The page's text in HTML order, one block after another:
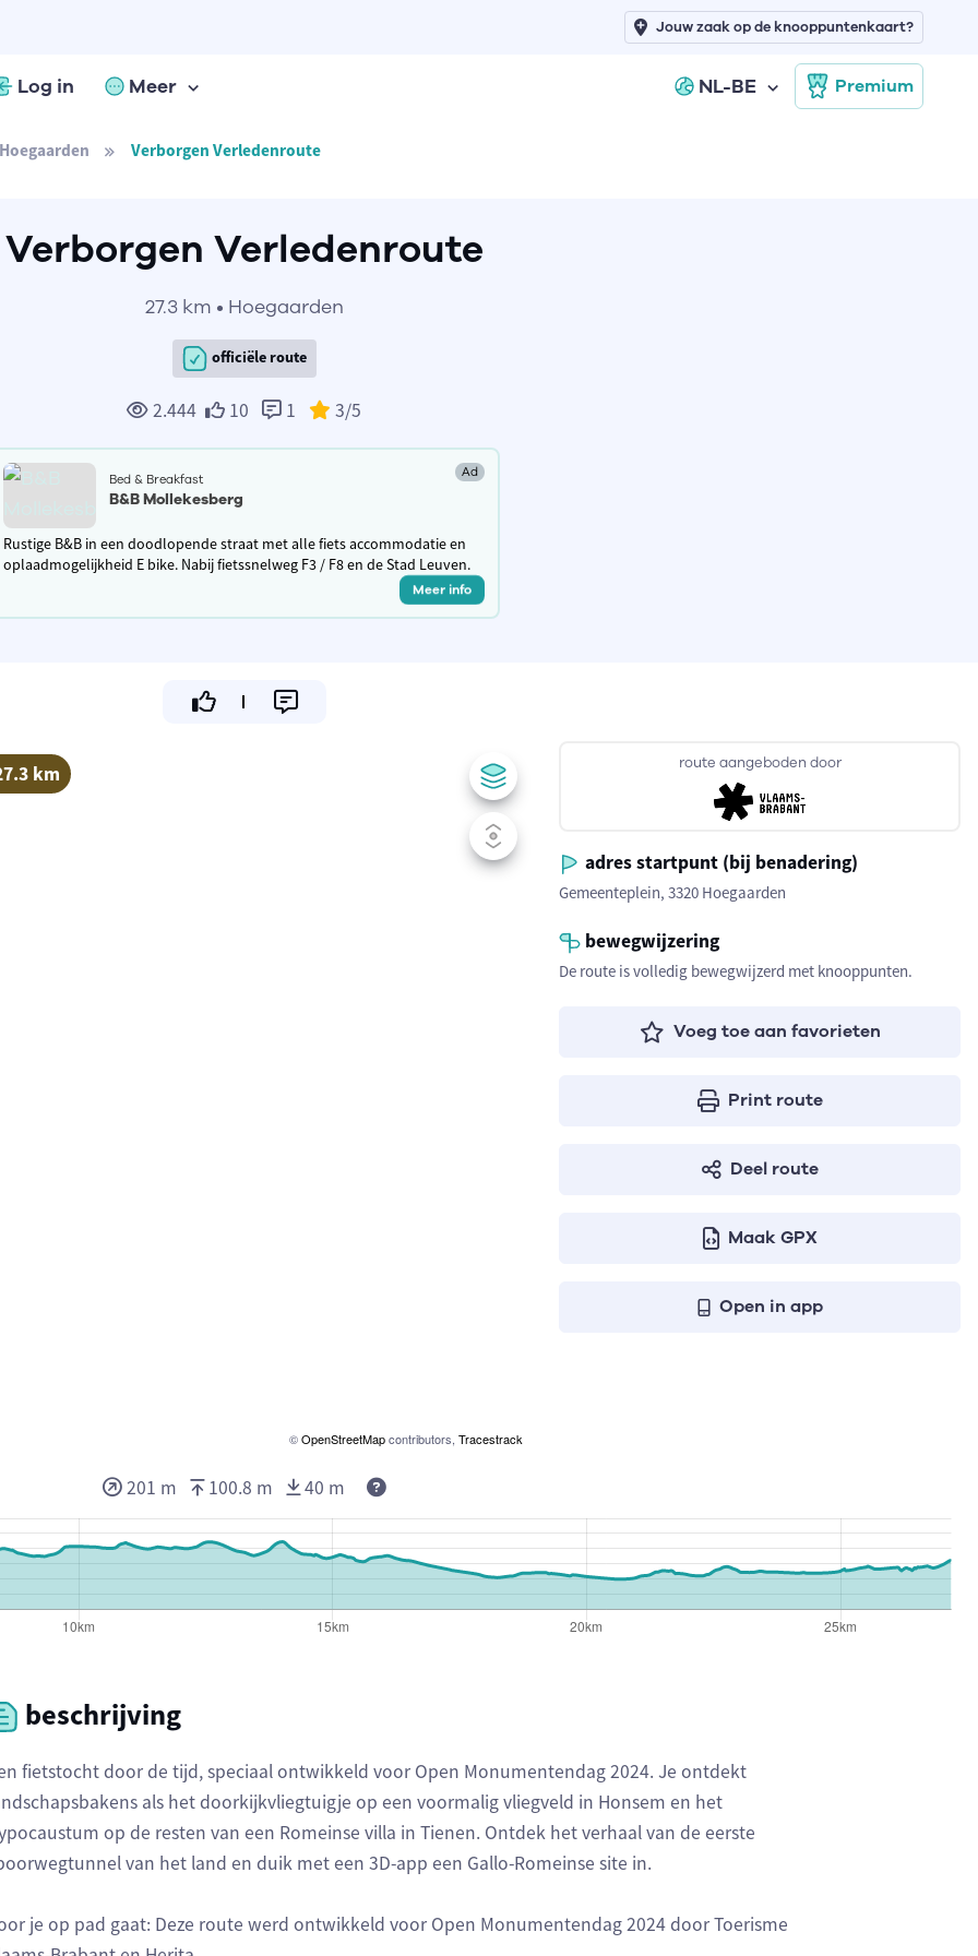
Log in Meer NL-BE Premium
Jouw zaak op de knooppuntenkaart?
Hoegaarden Verborgen Verledenroute
Verborgen Verledenroute
27.3 km • Hoegaarden
officiële route
2.444 10 1 3/5
Bed & Breakfast Ad
B&B Mollekesberg
Rustige B&B in een doodlopende straat met alle fiets accommodatie en
oplaadmogelijkheid E bike. Nabij fietssnelweg F3 / F8 en de Stad Leuven.
Meer info
km
©OpenStreetMapcontributors, Tracestrack
route aangeboden door
adres startpunt (bij benadering)
Gemeenteplein, 3320 Hoegaarden
bewegwijzering
De route is volledig bewegwijzerd met knooppunten.
Voeg toe aan favorieten
Print route
Deel route
Maak GPX
Open in app
201 m 100.8 m 40 m Deze waarden geven respectievelijk het aantal te stijgen meters, het
beschrijving
fietstocht door de tijd, speciaal ontwikkeld voor Open Monumentendag 2024. Je ontdekt
als het doorkijkvliegtuigje op een voormalig vliegveld in Honsem en het
op de resten van een Romeinse villa in Tienen. Ontdek het verhaal van de eerste
van het land en duik met een 3D-app een Gallo-Romeinse site in.
je op pad gaat: Deze route werd ontwikkeld voor Open Monumentendag 2024 door Toerisme